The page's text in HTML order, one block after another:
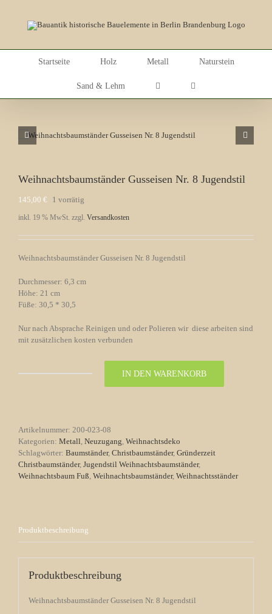
Startseite Holz Metall Naturstein
Sand & Lehm
Weihnachtsbaumständer Gusseisen Nr. 8 Jugendstil
145,00 € 1 vorrätig
inkl. 19 % MwSt. zzgl. Versandkosten
Weihnachtsbaumständer Gusseisen Nr. 8 Jugendstil
Durchmesser: 6,3 cm
Höhe: 21 cm
Füße: 30,5 * 30,5
Nur nach Absprache Reinigen und oder Polieren wir diese arbeiten sind
mit zusätzlichen kosten verbunden
Weihnachtsbaumständer
IN DEN WARENKORB
Artikelnummer: 200-023-08
Kategorien: Metall Neuzugang Weihnachtsdeko
Schlagwörter: Baumständer, Christbaumständer, Gründerzeit
Christbaumständer, Jugendstil Weihnachtsbaumständer,
Weihnachtsbaum Fuß Weihnachtsbaumständer, Weihnachtsständer
Produktbeschreibung
Produktbeschreibung
Weihnachtsbaumständer Gusseisen Nr. 8 Jugendstil